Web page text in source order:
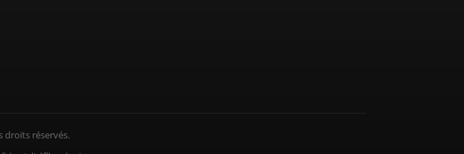
droits réservés.